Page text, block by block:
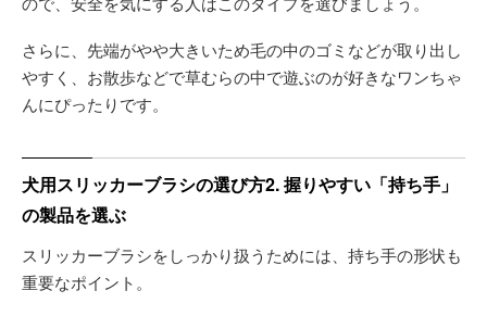
さらに、先端がやや大きいため毛の中のゴミなどが取り出し
やすく、お散歩などで草むらの中で遊ぶのが好きなワンちゃ
んにぴったりです。
犬用スリッカーブラシの選び方2. 握りやすい「持ち手」
の製品を選ぶ
スリッカーブラシをしっかり扱うためには、持ち手の形状も
重要なポイント。